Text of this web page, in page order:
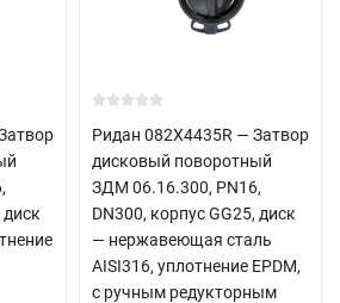
диск
Ридан 082X4435R — Затвор
дисковый поворотный
ЗДМ 06.16.300, PN16,
DN300, корпус GG25, диск
— нержавеющая сталь
AISI316, уплотнение EPDM,
с ручным редукторным